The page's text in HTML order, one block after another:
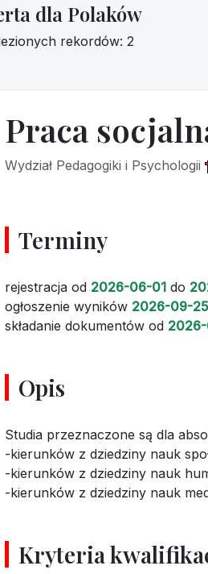
dla Polaków
rekordów: 2
Praca
Wydział Pedagogiki i Psychologii
Terminy
rejestracja od 2026-06-01 do
ogłoszenie wyników 2026-09-25
składanie dokumentów od
Opis
Studia przeznaczone są dla
-kierunków z dziedziny nauk
-kierunków z dziedziny nauk
-kierunków z dziedziny nauk
Kryteria